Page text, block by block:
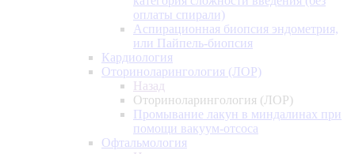
оплаты спирали)
Аспирационная биопсия эндометрия,
или Пайпель-биопсия
Кардиология
Оториноларингология (ЛОР)
Назад
Оториноларингология (ЛОР)
Промывание лакун в миндалинах при
помощи вакуум-отсоса
Офтальмология